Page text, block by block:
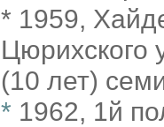
* 1959,
Цюрихского
(10 лет)
* 1962, 1й